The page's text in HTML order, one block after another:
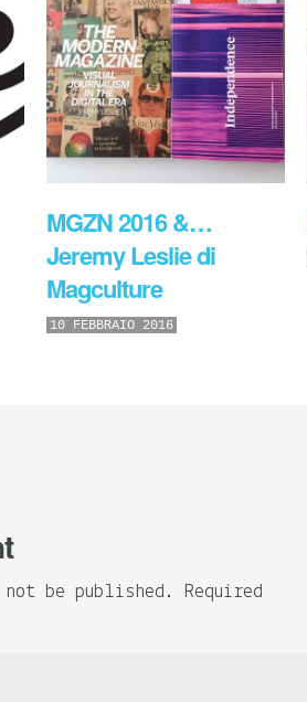
MGZN 2016 &…
Jeremy Leslie di
Magculture
10 FEBBRAIO 2016
be published. Required